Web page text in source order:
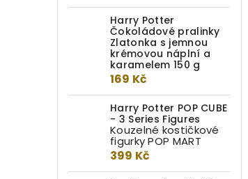
Harry Potter
Čokoládové pralinky
Zlatonka s jemnou
krémovou náplní a
karamelem 150 g
169 Kč
Harry Potter POP CUBE
- 3 Series Figures
Kouzelné kostičkové
figurky POP MART
399 Kč